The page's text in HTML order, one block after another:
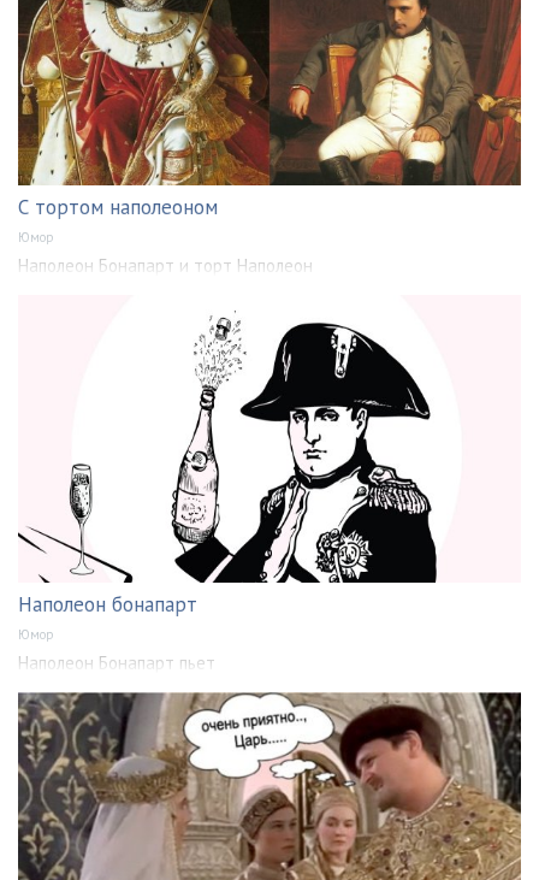
С тортом наполеоном
Юмор
Наполеон Бонапарт и торт Наполеон
Наполеон бонапарт
Юмор
Наполеон Бонапарт пьет